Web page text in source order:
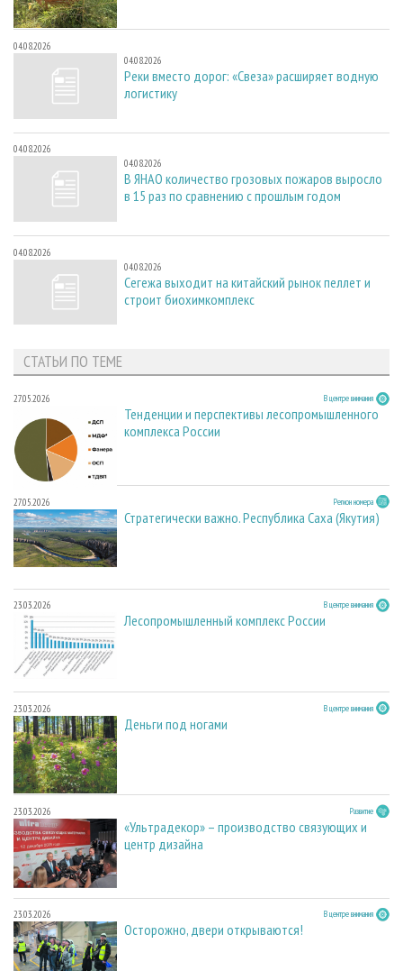
04.08.2026
04.08.2026
Реки вместо дорог: «Свеза» расширяет водную
логистику
04.08.2026
04.08.2026
В ЯНАО количество грозовых пожаров выросло
в 15 раз по сравнению с прошлым годом
04.08.2026
04.08.2026
Сегежа выходит на китайский рынок пеллет и
строит биохимкомплекс
СТАТЬИ ПО ТЕМЕ
27.05.2026 В центре внимания
Тенденции и перспективы лесопромышленного
комплекса России
27.05.2026 Регион номера
Стратегически важно. Республика Саха (Якутия)
23.03.2026 В центре внимания
Лесопромышленный комплекс России
23.03.2026 В центре внимания
Деньги под ногами
23.03.2026 Развитие
«Ультрадекор» – производство связующих и
центр дизайна
23.03.2026 В центре внимания
Осторожно, двери открываются!